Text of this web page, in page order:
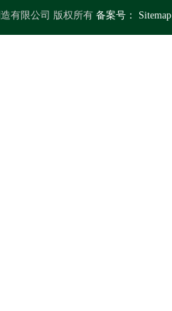
有限公司 版权所有 备案号：